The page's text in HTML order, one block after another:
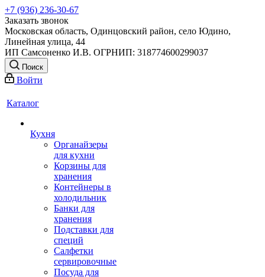
+7 (936) 236-30-67
Заказать звонок
Московская область, Одинцовский район, село Юдино,
Линейная улица, 44
ИП Самсоненко И.В. ОГРНИП: 318774600299037
Поиск
Войти
Каталог
Кухня
Органайзеры
для кухни
Корзины для
хранения
Контейнеры в
холодильник
Банки для
хранения
Подставки для
специй
Салфетки
сервировочные
Посуда для